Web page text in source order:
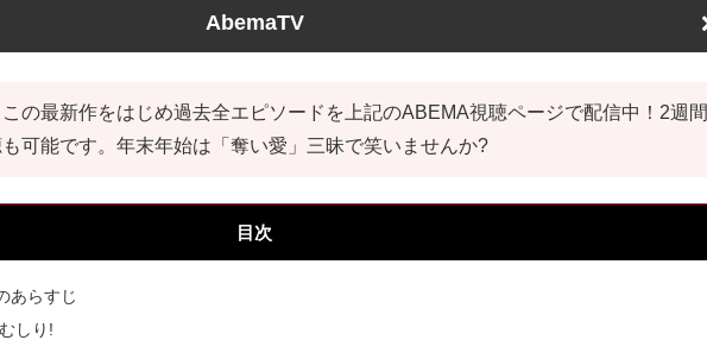
AbemaTV
この最新作をはじめ過去全エピソードを上記のABEMA視聴ページで配信中！2週間
可能です。年末年始は「奪い愛」三昧で笑いませんか?
目次
あらすじ
しり!